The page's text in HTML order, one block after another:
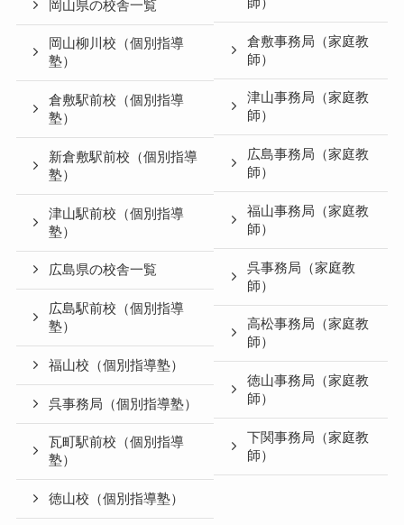
岡山県の校舎一覧
岡山柳川校（個別指導
塾）
倉敷駅前校（個別指導
塾）
新倉敷駅前校（個別指導
塾）
津山駅前校（個別指導
塾）
広島県の校舎一覧
広島駅前校（個別指導
塾）
福山校（個別指導塾）
呉事務局（個別指導塾）
瓦町駅前校（個別指導
塾）
徳山校（個別指導塾）
倉敷事務局（家庭教
師）
津山事務局（家庭教
師）
広島事務局（家庭教
師）
福山事務局（家庭教
師）
呉事務局（家庭教
師）
高松事務局（家庭教
師）
徳山事務局（家庭教
師）
下関事務局（家庭教
師）